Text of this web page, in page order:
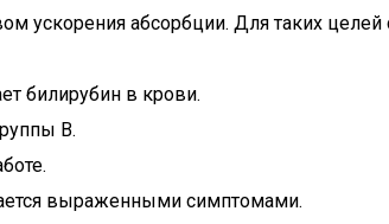
ускорения абсорбции. Для таких
билирубин в крови.
В.
выраженными симптомами.